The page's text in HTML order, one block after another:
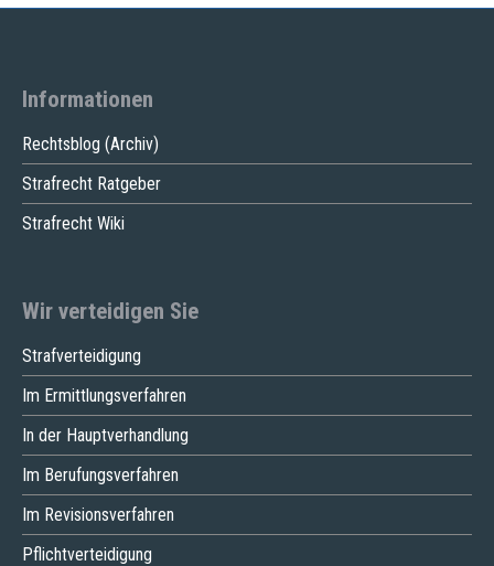
Informationen
Rechtsblog (Archiv)
Strafrecht Ratgeber
Strafrecht Wiki
Wir verteidigen Sie
Strafverteidigung
Im Ermittlungsverfahren
In der Hauptverhandlung
Im Berufungsverfahren
Im Revisionsverfahren
Pflichtverteidigung